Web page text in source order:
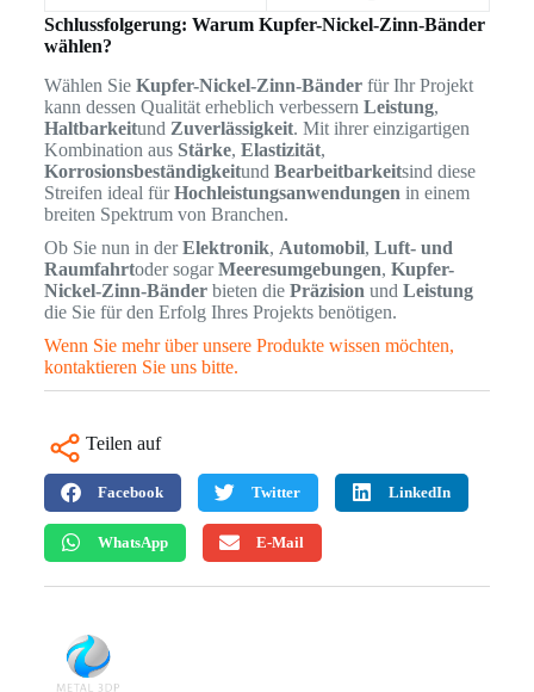
Schlussfolgerung: Warum Kupfer-Nickel-Zinn-Bänder
wählen?
Wählen Sie Kupfer-Nickel-Zinn-Bänderfür Ihr Projekt
kann dessen Qualität erheblich verbessern Leistung,
Haltbarkeitund Zuverlässigkeit. Mit ihrer einzigartigen
Kombination aus Stärke, Elastizität,
Korrosionsbeständigkeitund Bearbeitbarkeitsind diese
Streifen ideal fürHochleistungsanwendungen in einem
breiten Spektrum von Branchen.
Ob Sie nun in derElektronik, Automobil, Luft- und
Raumfahrtoder sogarMeeresumgebungen, Kupfer-
Nickel-Zinn-Bänderbieten die Präzision und Leistung
die Sie für den Erfolg Ihres Projekts benötigen.
Wenn Sie mehr über unsere Produkte wissen möchten,
kontaktieren Sie uns bitte.
Teilen auf
Facebook Twitter LinkedIn
WhatsApp E-Mail